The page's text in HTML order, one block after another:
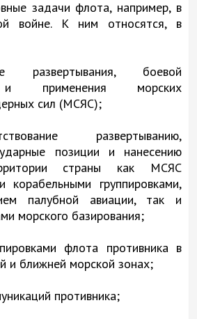
задачи флота, например, в
войне. К ним относятся, в
развертывания, боевой
и применения морских
сил (МСЯС);
развертыванию,
позиции и нанесению
страны как МСЯС
корабельными группировками,
палубной авиации, так и
морского базирования;
флота противника в
и ближней морской зонах;
противника;